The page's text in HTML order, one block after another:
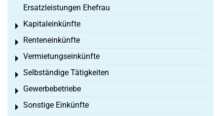
Ersatzleistungen Ehefrau
Kapitaleinkünfte
Toggle menu
Renteneinkünfte
Toggle menu
Vermietungseinkünfte
Toggle menu
Selbständige Tätigkeiten
Toggle menu
Gewerbebetriebe
Toggle menu
Sonstige Einkünfte
Toggle menu